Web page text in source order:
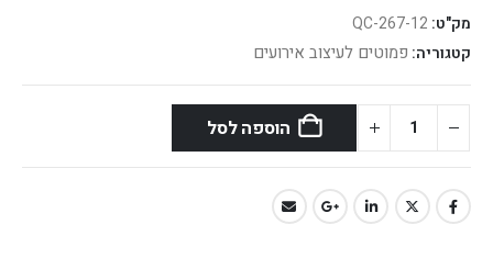
מק"ט: QC-267-12
קטגוריה: פמוטים לעיצוב אירועים
הוספה לסל